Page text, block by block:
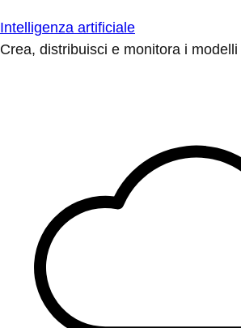
Intelligenza artificiale
Crea, distribuisci e monitora i